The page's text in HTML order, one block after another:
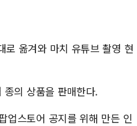
로 옮겨와 마치 유튜브 촬영 현
의 상품을 판매한다.
업스토어 공지를 위해 만든 인